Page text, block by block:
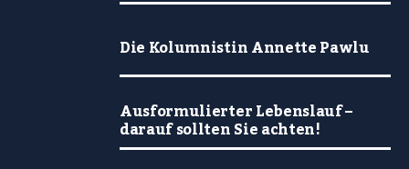
Die Kolumnistin Annette Pawlu
Ausformulierter Lebenslauf –
darauf sollten Sie achten!